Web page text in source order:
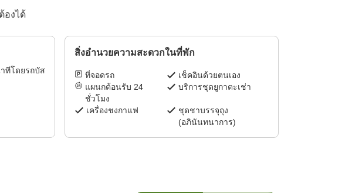
องได้
ทีโดยรถบัส
สิ่งอำนวยความสะดวกในที่พัก
ที่จอดรถ
เช็คอินด้วยตนเอง
แผนกต้อนรับ 24
ชั่วโมง
บริการชุดยูกาตะเช่า
เครื่องชงกาแฟ
ชุดชาบรรจุถุง
(อภินันทนาการ)